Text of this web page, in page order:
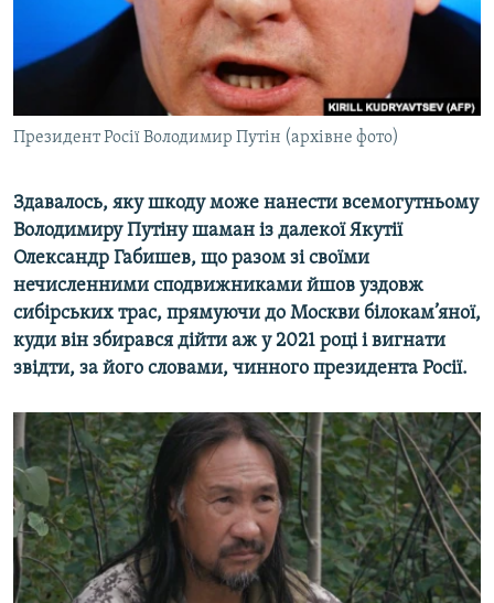
ВІДЕОУРОКИ «ELIFBE»
СВІДЧЕННЯ ОКУПАЦІЇ
УКРАЇНСЬКА ПРОБЛЕМА КРИМУ
ІНФОГРАФІКА
Русский
ДОЛУЧАЙСЯ!
Усі сайти RFE/RL
Президент Росії Володимир Путін (архівне фото)
Здавалось, яку шкоду може нанести всемогутньому
Володимиру Путіну шаман із далекої Якутії
Олександр Габишев, що разом зі своїми
нечисленними сподвижниками йшов уздовж
сибірських трас, прямуючи до Москви білокам’яної,
куди він збирався дійти аж у 2021 році і вигнати
звідти, за його словами, чинного президента Росії.